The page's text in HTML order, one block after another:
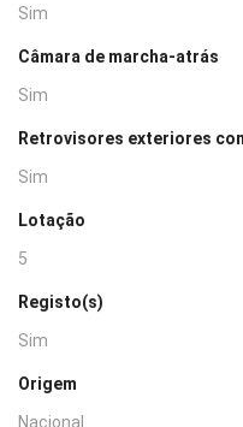
Sim
Câmara de marcha-atrás
Sim
Retrovisores exteriores
Sim
Lotação
5
Registo(s)
Sim
Origem
Nacional